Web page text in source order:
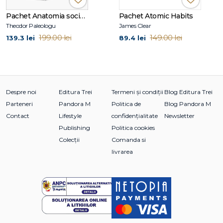
Peterson
Lucrarea fundamentală în care autorul analizează miturile,
simbolurile și structurile care modelează experiența
De ce să alegi acest pachet
✔ Reunește cele mai importante cărți ale lui Jordan
Peterson
✔ Explorează teme precum sensul, responsabilitatea și
✔ Îmbină psihologia cu filosofia și mitologia
Cui i se potrivește acest pachet
Pachet Anatomia societății moderne
Theodor Paleologu
139.3 lei 199.00 lei
Pachet Atomic Habits
James Clear
89.4 lei 149.00 lei
Despre noi
Parteneri
Contact
Editura Trei
Pandora M
Lifestyle
Publishing
Colecții
Termeni și condiții
Politica de
confidențialitate
Politica cookies
Comanda si
livrarea
Blog Editura Trei
Blog Pandora M
Newsletter